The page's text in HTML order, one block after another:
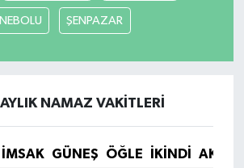
ŞENPAZAR
AYLIK NAMAZ VAKITLERI
İMSAK GÜNEŞ ÖĞLE İKINDI